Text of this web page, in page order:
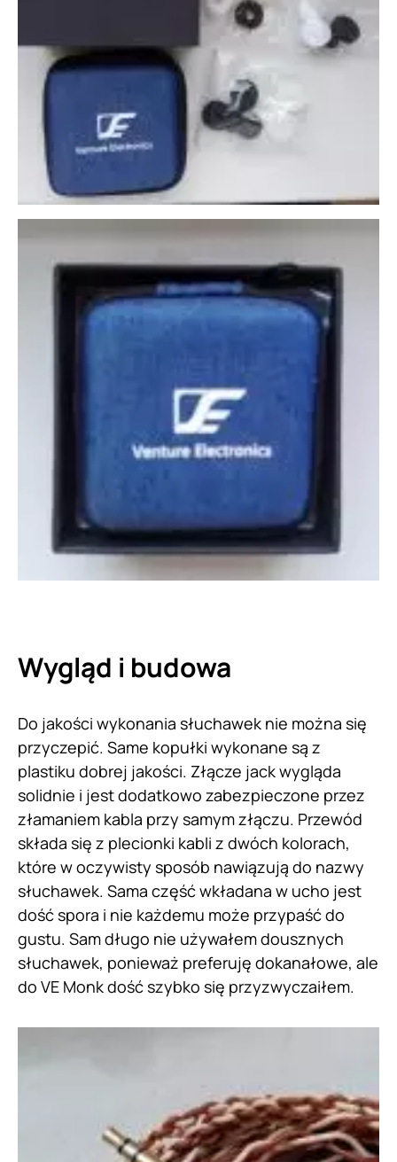
Wygląd i budowa
Do jakości wykonania słuchawek nie można się
przyczepić. Same kopułki wykonane są z
plastiku dobrej jakości. Złącze jack wygląda
solidnie i jest dodatkowo zabezpieczone przez
złamaniem kabla przy samym złączu. Przewód
składa się z plecionki kabli z dwóch kolorach,
które w oczywisty sposób nawiązują do nazwy
słuchawek. Sama część wkładana w ucho jest
dość spora i nie każdemu może przypaść do
gustu. Sam długo nie używałem dousznych
słuchawek, ponieważ preferuję dokanałowe, ale
do VE Monk dość szybko się przyzwyczaiłem.